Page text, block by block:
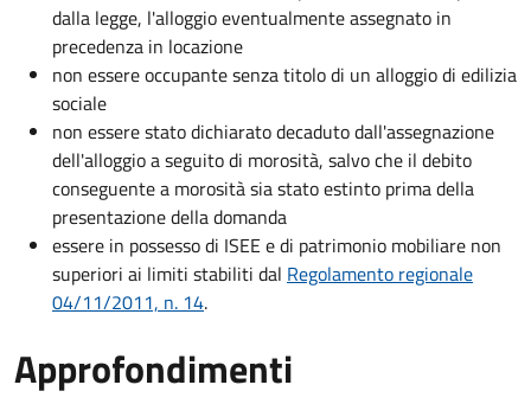
dalla legge, l'alloggio eventualmente assegnato in
precedenza in locazione
non essere occupante senza titolo di un alloggio di edilizia
sociale
non essere stato dichiarato decaduto dall'assegnazione
dell'alloggio a seguito di morosità, salvo che il debito
conseguente a morosità sia stato estinto prima della
presentazione della domanda
essere in possesso di ISEE e di patrimonio mobiliare non
superiori ai limiti stabiliti dal Regolamento regionale
04/11/2011, n. 14.
Approfondimenti